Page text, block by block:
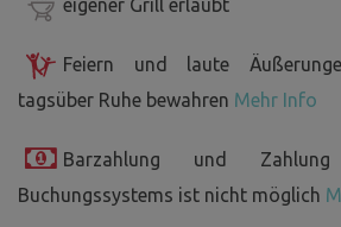
Feiern und laute
tagsüber Ruhe bewahren Mehr Info
Barzahlung und
Buchungssystems ist nicht möglich